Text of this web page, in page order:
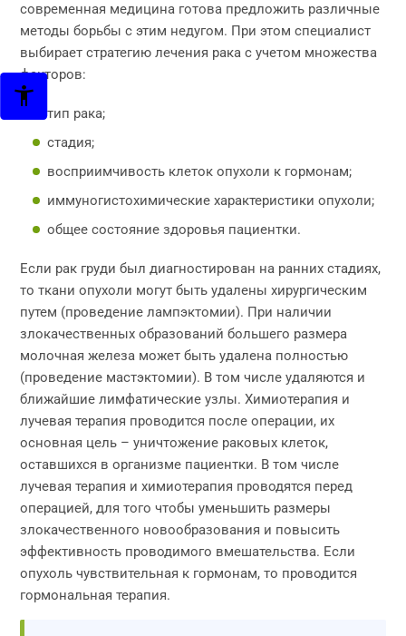
современная медицина готова предложить различные
методы борьбы с этим недугом. При этом специалист
выбирает стратегию лечения рака с учетом множества
факторов:
тип рака;
стадия;
восприимчивость клеток опухоли к гормонам;
иммуногистохимические характеристики опухоли;
общее состояние здоровья пациентки.
Если рак груди был диагностирован на ранних стадиях,
то ткани опухоли могут быть удалены хирургическим
путем (проведение лампэктомии). При наличии
злокачественных образований большего размера
молочная железа может быть удалена полностью
(проведение мастэктомии). В том числе удаляются и
ближайшие лимфатические узлы. Химиотерапия и
лучевая терапия проводится после операции, их
основная цель – уничтожение раковых клеток,
оставшихся в организме пациентки. В том числе
лучевая терапия и химиотерапия проводятся перед
операцией, для того чтобы уменьшить размеры
злокачественного новообразования и повысить
эффективность проводимого вмешательства. Если
опухоль чувствительная к гормонам, то проводится
гормональная терапия.